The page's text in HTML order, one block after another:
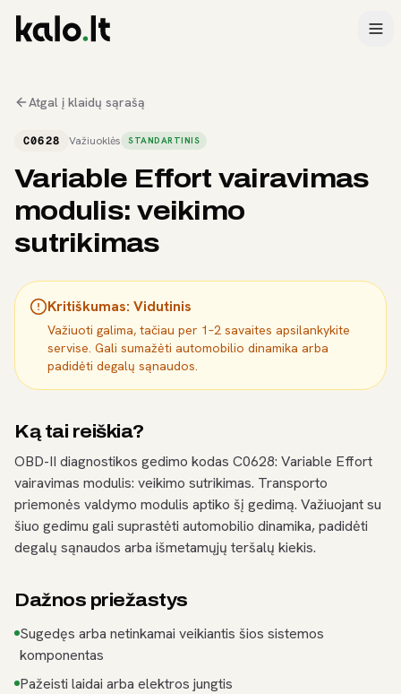
Atgal į klaidų sąrašą
C0628 Važiuoklės STANDARTINIS
Variable Effort vairavimas
modulis: veikimo
sutrikimas
Kritiškumas: Vidutinis
Važiuoti galima, tačiau per 1–2 savaites apsilankykite
servise. Gali sumažėti automobilio dinamika arba
padidėti degalų sąnaudos.
Ką tai reiškia?
OBD-II diagnostikos gedimo kodas C0628: Variable Effort
vairavimas modulis: veikimo sutrikimas. Transporto
priemonės valdymo modulis aptiko šį gedimą. Važiuojant su
šiuo gedimu gali suprastėti automobilio dinamika, padidėti
degalų sąnaudos arba išmetamųjų teršalų kiekis.
Dažnos priežastys
Sugedęs arba netinkamai veikiantis šios sistemos
komponentas
Pažeisti laidai arba elektros jungtis